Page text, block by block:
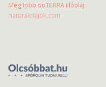
Még több doTERRA illóolaj:
naturalolajok.com